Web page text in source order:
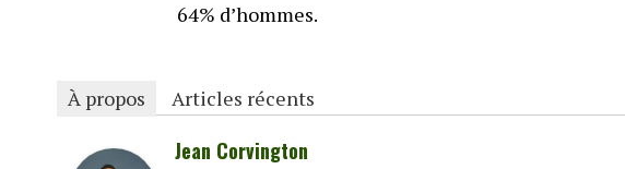
64% d’hommes.
À propos Articles récents
Jean Corvington